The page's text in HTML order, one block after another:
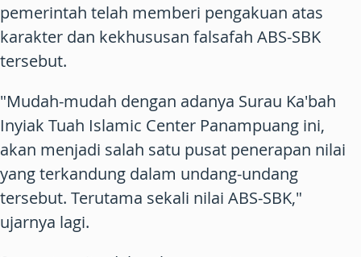
pemerintah telah memberi pengakuan atas
karakter dan kekhususan falsafah ABS-SBK
tersebut.
"Mudah-mudah dengan adanya Surau Ka'bah
Inyiak Tuah Islamic Center Panampuang ini,
akan menjadi salah satu pusat penerapan nilai
yang terkandung dalam undang-undang
tersebut. Terutama sekali nilai ABS-SBK,"
ujarnya lagi.